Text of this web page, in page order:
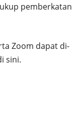
pemberkatan
Zoom dapat di-
sini.